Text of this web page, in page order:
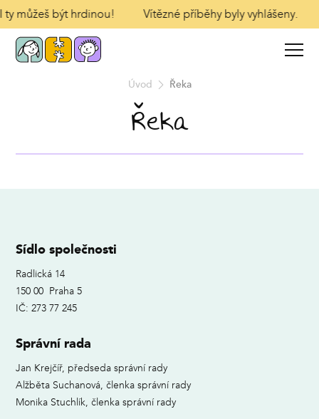
ty můžeš být hrdinou! Vítězné příběhy byly vyhlášeny.
Úvod Řeka
Řeka
Sídlo společnosti
Radlická 14
150 00 Praha 5
IČ: 273 77 245
Správní rada
Jan Krejčíř, předseda správní rady
Alžběta Suchanová, členka správní rady
Monika Stuchlík, členka správní rady